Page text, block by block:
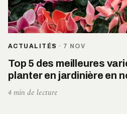
ACTUALITÉS · 7 NOV
Top 5 des meilleures
planter en jardinière en
4 min de lecture